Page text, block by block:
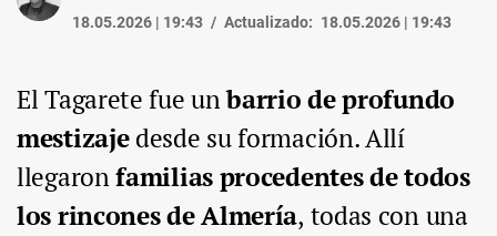
18.05.2026 | 19:43 Actualizado: 18.05.2026 | 19:43
El Tagarete fue unbarrio de profundo
mestizajedesde su formación. Allí
llegaronfamilias procedentes de todos
los rincones de Almería, todas con una